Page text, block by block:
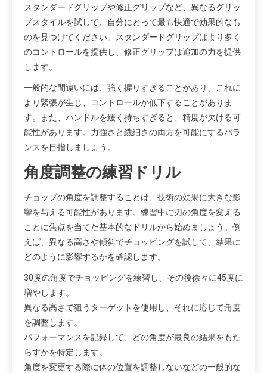
スタンダードグリップや修正グリップなど、異なるグリッ
プスタイルを試して、自分にとって最も快適で効果的なも
のを見つけてください。スタンダードグリップはより多く
のコントロールを提供し、修正グリップは追加の力を提供
します。
一般的な間違いには、強く握りすぎることがあり、これに
より緊張が生じ、コントロールが低下することがありま
す。また、ハンドルを緩く持ちすぎると、精度が欠ける可
能性があります。力強さと繊細さの両方を可能にするバラ
ンスを目指しましょう。
角度調整の練習ドリル
チョップの角度を調整することは、技術の効果に大きな影
響を与える可能性があります。練習中に刃の角度を変える
ことに焦点を当てた基本的なドリルから始めましょう。例
えば、異なる高さや傾斜でチョッピングを試して、結果に
どのように影響するかを確認します。
30度の角度でチョッピングを練習し、その後徐々に45度に
増やします。
異なる高さで狙うターゲットを使用し、それに応じて角度
を調整します。
パフォーマンスを記録して、どの角度が最良の結果をもた
らすかを特定します。
角度を変更する際に体の位置を調整しないなどの一般的な